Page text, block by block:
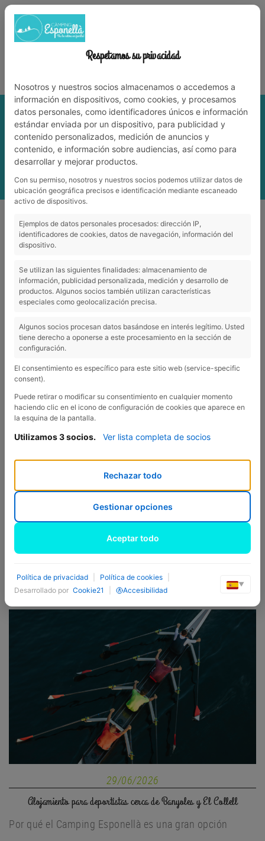
972 59 70 74
WERK MET ONS
Leve de natuur met familie!
Offertes en notities
30/07/2026
¡Y cerca de Esponellà!
+ INFO
29/06/2026
Alojamiento para deportistas cerca de Banyoles y El Collell
Por qué el Camping Esponellà es una gran opción
Respetamos su privacidad
Nosotros y nuestros socios almacenamos o accedemos a
información en dispositivos, como cookies, y procesamos
datos personales, como identificadores únicos e información
estándar enviada por un dispositivo, para publicidad y
contenido personalizados, medición de anuncios y
contenido, e información sobre audiencias, así como para
desarrollar y mejorar productos.
Con su permiso, nosotros y nuestros socios podemos utilizar datos de
ubicación geográfica precisos e identificación mediante escaneado
activo de dispositivos.
Ejemplos de datos personales procesados: dirección IP,
identificadores de cookies, datos de navegación, información del
dispositivo.
Se utilizan las siguientes finalidades: almacenamiento de
información, publicidad personalizada, medición y desarrollo de
productos. Algunos socios también utilizan características
especiales como geolocalización precisa.
Algunos socios procesan datos basándose en interés legítimo. Usted
tiene derecho a oponerse a este procesamiento en la sección de
configuración.
El consentimiento es específico para este sitio web (service-specific
consent).
Puede retirar o modificar su consentimiento en cualquier momento
haciendo clic en el icono de configuración de cookies que aparece en
la esquina de la pantalla.
Utilizamos 3 socios. Ver lista completa de socios
Rechazar todo
Gestionar opciones
Aceptar todo
Política de privacidad Política de cookies
Desarrollado por Cookie21 Accesibilidad
▼